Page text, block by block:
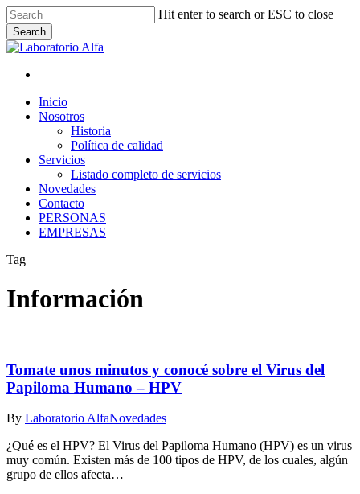
Skip
to
main
content
Hit enter to search or ESC to close
Search
Close
Menu
Menu
Inicio
Nosotros
Historia
Política de calidad
Servicios
Listado completo de servicios
Novedades
Contacto
PERSONAS
EMPRESAS
Tag
Información
Tomate unos minutos y conocé sobre el Virus del
Papiloma Humano – HPV
By Laboratorio AlfaNovedades
¿Qué es el HPV? El Virus del Papiloma Humano (HPV) es un virus
muy común. Existen más de 100 tipos de HPV, de los cuales, algún
grupo de ellos afecta…